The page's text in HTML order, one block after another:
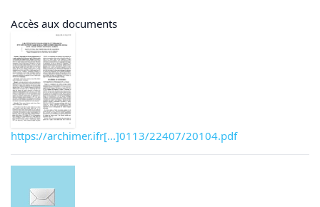
Accès aux documents
https://archimer.ifr[...]0113/22407/20104.pdf